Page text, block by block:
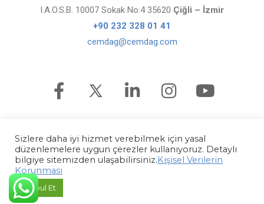
I.A.O.S.B. 10007 Sokak No:4 35620 Çiğli – İzmir
+90 232 328 01 41
cemdag@cemdag.com
Sizlere daha iyi hizmet verebilmek için yasal
düzenlemelere uygun çerezler kullanıyoruz. Detaylı
bilgiye sitemizden ulaşabilirsiniz.Kişisel Verilerin
Korunması
Kabul Et